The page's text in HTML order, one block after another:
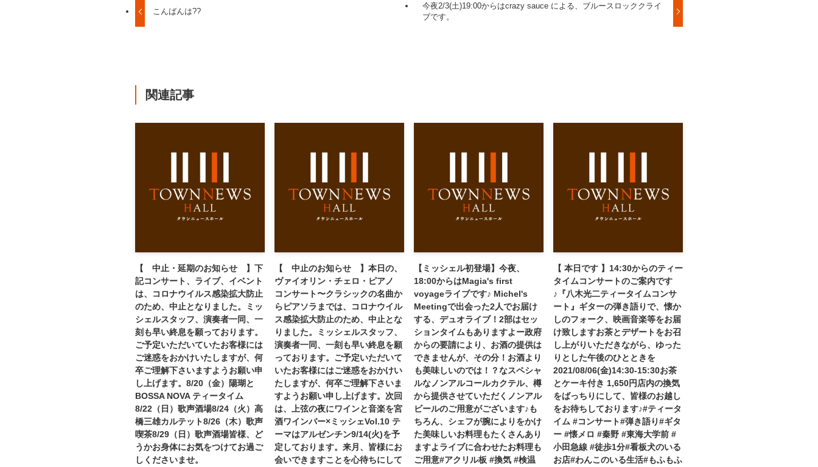
こんばんは??
今夜2/3(土)19:00からはcrazy sauce による、ブルースロッククライ
ブです。
関連記事
【 中止・延期のお知らせ 】下
記コンサート、ライブ、イベント
は、コロナウイルス感染拡大防止
のため、中止となりました。ミッ
シェルスタッフ、演奏者一同、一
刻も早い終息を願っております。
ご予定いただいていたお客様には
ご迷惑をおかけいたしますが、何
卒ご理解下さいますようお願い申
し上げます。8/20（金）陽瑚と
BOSSA NOVA ティータイム
8/22（日）歌声酒場8/24（火）高
橋三雄カルテット8/26（木）歌声
喫茶8/29（日）歌声酒場皆様、ど
うかお身体にお気をつけてお過ご
しくださいませ。
【 中止のお知らせ 】本日の、
ヴァイオリン・チェロ・ピアノ
コンサート〜クラシックの名曲か
らピアソラまでは、コロナウイル
ス感染拡大防止のため、中止とな
りました。ミッシェルスタッフ、
演奏者一同、一刻も早い終息を願
っております。ご予定いただいて
いたお客様にはご迷惑をおかけい
たしますが、何卒ご理解下さいま
すようお願い申し上げます。次回
は、上弦の夜にワインと音楽を宮
酒ワインバー×ミッシェVol.10 テ
ーマはアルゼンチン9/14(火)を予
定しております。来月、皆様にお
会いできますことを心待ちにして
【ミッシェル初登場】今夜、
18:00からはMagia's first
voyageライブです♪ Michel's
Meetingで出会った2人でお届け
する、デュオライブ！2部はセッ
ションタイムもありますよー政府
からの要請により、お酒の提供は
できませんが、その分！お酒より
も美味しいのでは！？なスペシャ
ルなノンアルコールカクテル、樽
から提供させていただくノンアル
ビールのご用意がございます♪も
ちろん、シェフが腕によりをかけ
た美味しいお料理もたくさんあり
ますよライブに合わせたお料理も
ご用意#アクリル板 #換気 #検温
【 本日です 】14:30からのティー
タイムコンサートのご案内です
♪『八木光二ティータイムコンサ
ート』ギターの弾き語りで、懐か
しのフォーク、映画音楽等をお届
け致します️お茶とデザートをお召
し上がりいただきながら、ゆった
りとした午後のひとときを️
2021/08/06(金)14:30-15:30お茶
とケーキ付き 1,650円店内の換気
をばっちりにして、皆様のお越し
をお待ちしております♪#ティータ
イム #コンサート#弾き語り#ギタ
ー #懐メロ #秦野 #東海大学前 #
小田急線 #徒歩1分#看板犬のいる
お店#わんこのいる生活#もふもふ